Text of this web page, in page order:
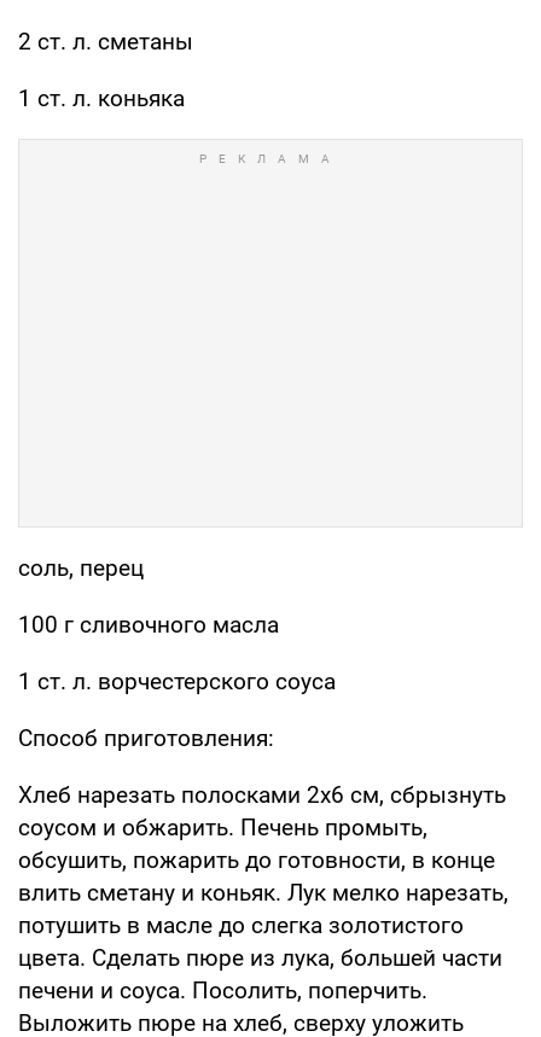
2 ст. л. сметаны
1 ст. л. коньяка
соль, перец
100 г сливочного масла
1 ст. л. ворчестерского соуса
Способ приготовления:
Хлеб нарезать полосками 2х6 см, сбрызнуть
соусом и обжарить. Печень промыть,
обсушить, пожарить до готовности, в конце
влить сметану и коньяк. Лук мелко нарезать,
потушить в масле до слегка золотистого
цвета. Сделать пюре из лука, большей части
печени и соуса. Посолить, поперчить.
Выложить пюре на хлеб, сверху уложить